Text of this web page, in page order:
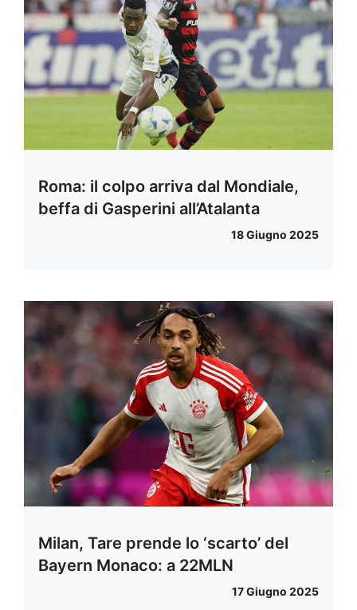
Roma: il colpo arriva dal Mondiale,
beffa di Gasperini all’Atalanta
18 Giugno 2025
Milan, Tare prende lo ‘scarto’ del
Bayern Monaco: a 22MLN
17 Giugno 2025